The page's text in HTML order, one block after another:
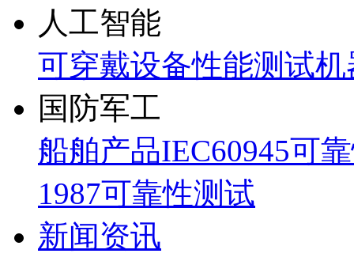
人工智能
可穿戴设备性能测试机
国防军工
船舶产品IEC60945可
1987可靠性测试
新闻资讯